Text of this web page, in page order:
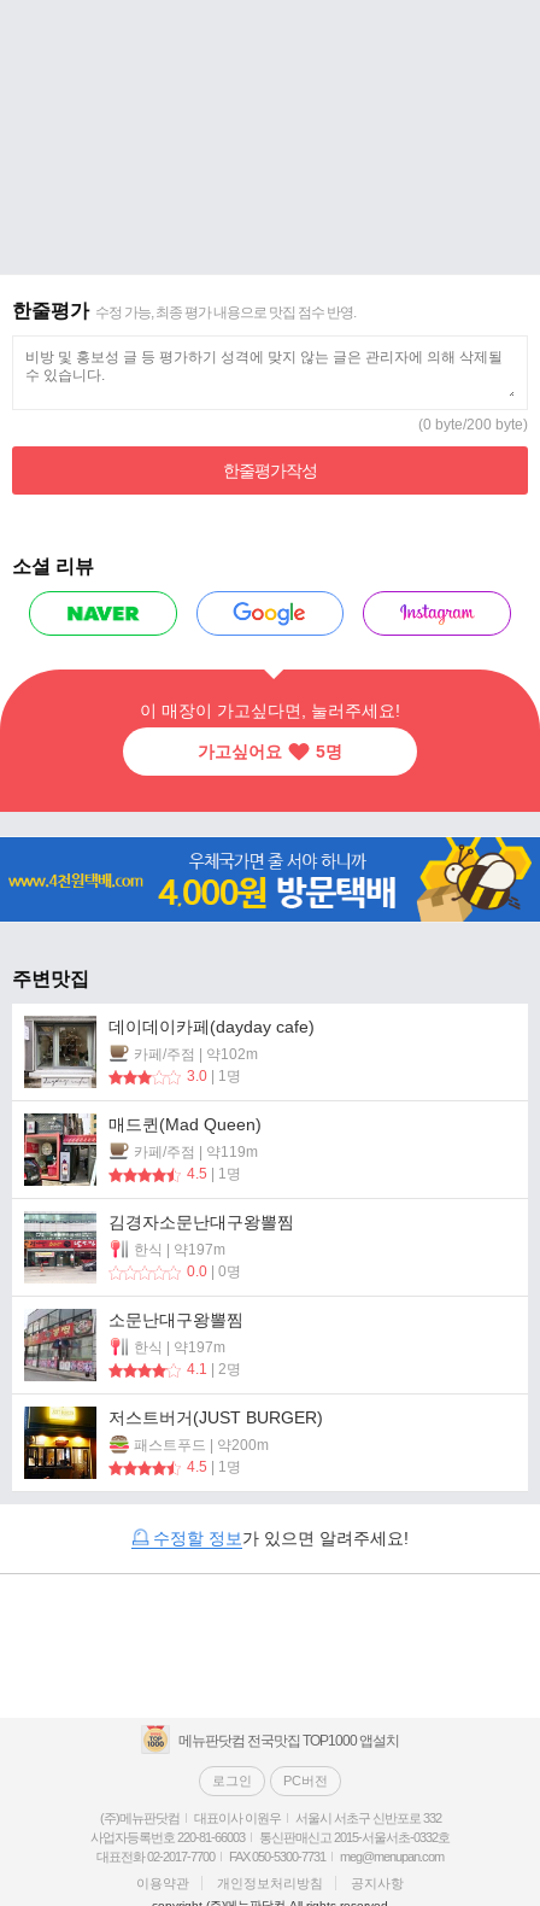
한줄평가 수정 가능, 최종 평가 내용으로 맛집 점수 반영.
(0 byte/200 byte)
한줄평가작성
소셜 리뷰
이 매장이 가고싶다면, 눌러주세요!
가고싶어요 5명
주변맛집
데이데이카페(dayday cafe)
카페/주점 | 약102m
3.0 | 1명
매드퀸(Mad Queen)
카페/주점 | 약119m
4.5 | 1명
김경자소문난대구왕뽈찜
한식 | 약197m
0.0 | 0명
소문난대구왕뽈찜
한식 | 약197m
4.1 | 2명
저스트버거(JUST BURGER)
패스트푸드 | 약200m
4.5 | 1명
수정할 정보가 있으면 알려주세요!
메뉴판닷컴 전국맛집 TOP1000 앱설치
로그인 PC버전
(주)메뉴판닷컴 대표이사 이원우
서울시 서초구 신반포로 332
사업자등록번호 220-81-66003
통신판매신고 2015-서울서초-0332호
대표전화 02-2017-7700
FAX 050-5300-7731
meg@menupan.com
이용약관
개인정보처리방침 공지사항